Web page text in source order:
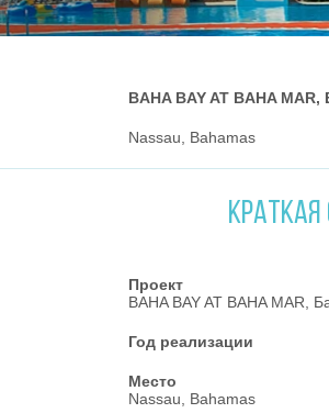
BAHA BAY AT BAHA
Nassau, Bahamas
КРАТКАЯ
Проект
BAHA BAY AT BAHA MAR,
Год реализации
Место
Nassau, Bahamas